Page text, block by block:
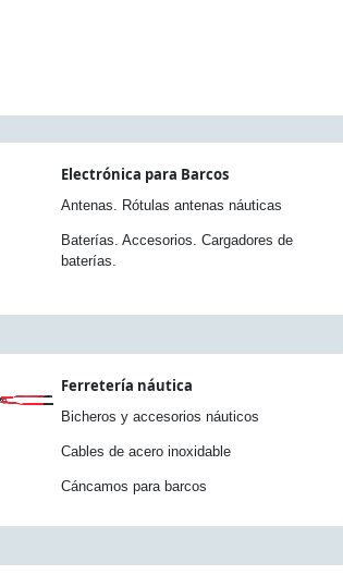
Electrónica para Barcos
Antenas. Rótulas antenas náuticas
Baterías. Accesorios. Cargadores de
baterías.
Ferretería náutica
Bicheros y accesorios náuticos
Cables de acero inoxidable
Cáncamos para barcos